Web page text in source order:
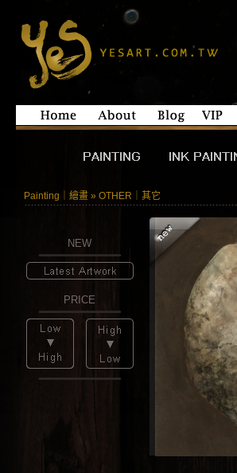
Painting｜繪畫 » OTHER｜其它
NEW
PRICE